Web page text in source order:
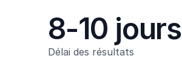
Délai des résultats
8-10 jours